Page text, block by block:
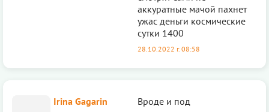
аккуратные мачой пахнет
ужас деньги космические
сутки 1400
28.10.2022 г. 08:58
Irina Gagarin
Вроде и под